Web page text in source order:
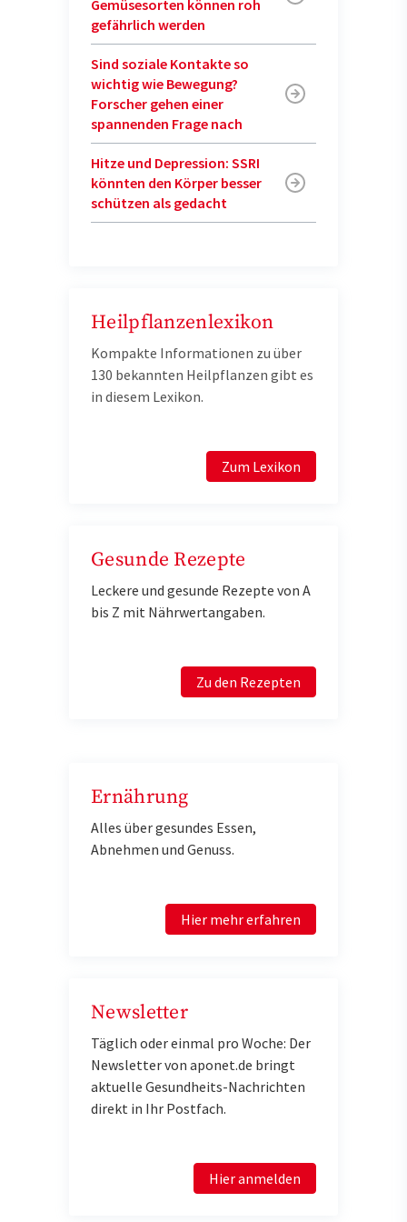
Gemüsesorten können roh
gefährlich werden
Sind soziale Kontakte so
wichtig wie Bewegung?
Forscher gehen einer
spannenden Frage nach
Hitze und Depression: SSRI
könnten den Körper besser
schützen als gedacht
Heilpflanzenlexikon
Kompakte Informationen zu über
130 bekannten Heilpflanzen gibt es
in diesem Lexikon.
Zum Lexikon
Gesunde Rezepte
Leckere und gesunde Rezepte von A
bis Z mit Nährwertangaben.
Zu den Rezepten
Ernährung
Alles über gesundes Essen,
Abnehmen und Genuss.
Hier mehr erfahren
Newsletter
Täglich oder einmal pro Woche: Der
Newsletter von aponet.de bringt
aktuelle Gesundheits-Nachrichten
direkt in Ihr Postfach.
Hier anmelden